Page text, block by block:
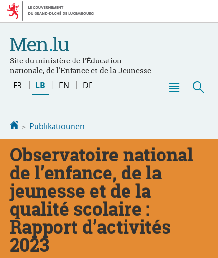
Bei
den
Aller
au
Site du ministère de l'Éducation
nationale, de l'Enfance et de la Jeunesse
Changer
FR LB EN DE
Startsäit
Publikatiounen
Observatoire national
de l’enfance, de la
jeunesse et de la
qualité scolaire :
Rapport d’activités
2023